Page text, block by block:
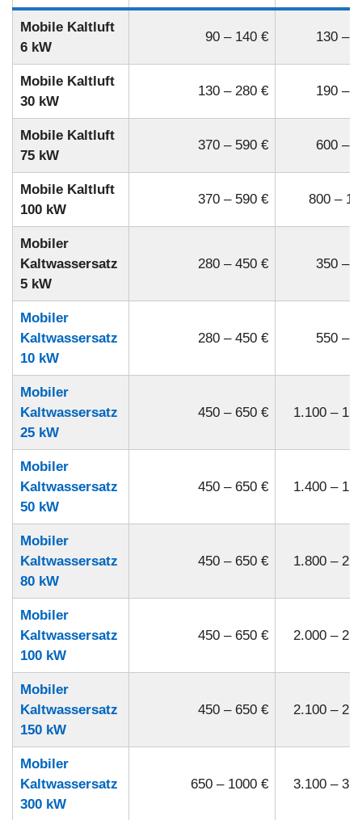
Mobile Kaltluft
6 kW
90 – 140 € 130 –
Mobile Kaltluft
30 kW
130 – 280 € 190 –
Mobile Kaltluft
75 kW
370 – 590 € 600 –
Mobile Kaltluft
100 kW
370 – 590 € 800 –
Mobiler
Kaltwassersatz
5 kW
280 – 450 € 350 –
Mobiler
Kaltwassersatz
10 kW
280 – 450 € 550 –
Mobiler
Kaltwassersatz
25 kW
450 – 650 € 1.100 –
Mobiler
Kaltwassersatz
50 kW
450 – 650 € 1.400 –
Mobiler
Kaltwassersatz
80 kW
450 – 650 € 1.800 –
Mobiler
Kaltwassersatz
100 kW
450 – 650 € 2.000 –
Mobiler
Kaltwassersatz
150 kW
450 – 650 € 2.100 –
Mobiler
Kaltwassersatz
300 kW
650 – 1000 € 3.100 –